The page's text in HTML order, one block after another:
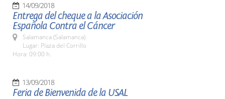
14/09/2018
Entrega del cheque a la Asociación
Española Contra el Cáncer
Salamanca (Salamanca)
Lugar: Plaza del Corrillo
Hora: 09:00 h.
13/09/2018
Feria de Bienvenida de la USAL